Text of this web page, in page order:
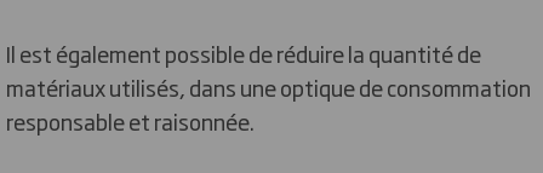
Il est également possible de réduire la quantité de
matériaux utilisés, dans une optique de consommation
responsable et raisonnée.